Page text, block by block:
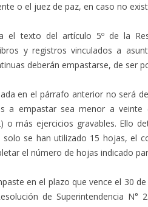
o el juez de paz, en caso no
el texto del artículo 5º de la
y registros vinculados a
deberán empastarse, de ser
en el párrafo anterior no será
a empastar sea menor a
o más ejercicios gravables. Ello
solo se han utilizado 15 hojas, el
el número de hojas indicado
en el plazo que vence el 30
de Superintendencia N°